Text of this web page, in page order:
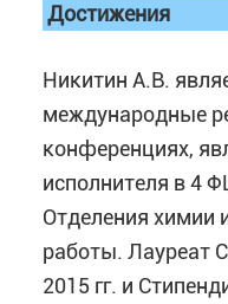
Достижения
Никитин А.В.
международные
конференциях,
исполнителя в 4
Отделения химии
работы. Лауреат
2015 гг. и